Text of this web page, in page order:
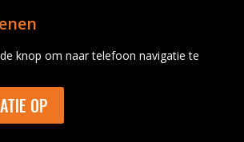
knop om naar telefoon navigatie te
OP